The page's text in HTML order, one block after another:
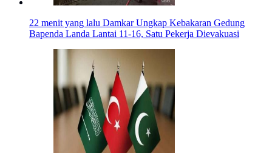
22 menit yang lalu Damkar Ungkap Kebakaran Gedung
Bapenda Landa Lantai 11-16, Satu Pekerja Dievakuasi